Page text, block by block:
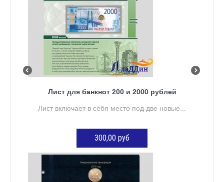
Лист для банкнот 200 и 2000 рублей
Лист включает в себя место под две новые...
300,00 руб
ДОБАВИТЬ В КОРЗИНУ